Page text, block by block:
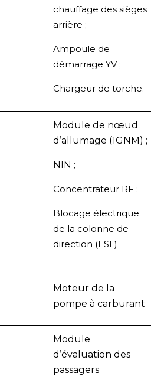
chauffage des sièges
arrière ;
Ampoule de
démarrage YV ;
Chargeur de torche.
Module de nœud
d’allumage (1GNM) ;
NIN ;
Concentrateur RF ;
Blocage électrique
de la colonne de
direction (ESL)
Moteur de la
pompe à carburant
Module
d’évaluation des
passagers